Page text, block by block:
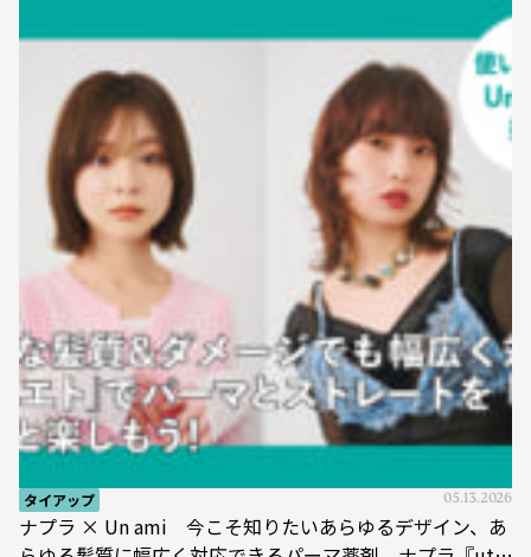
タイアップ 05.13.2026
ナプラ × Un ami 今こそ知りたいあらゆるデザイン、あ